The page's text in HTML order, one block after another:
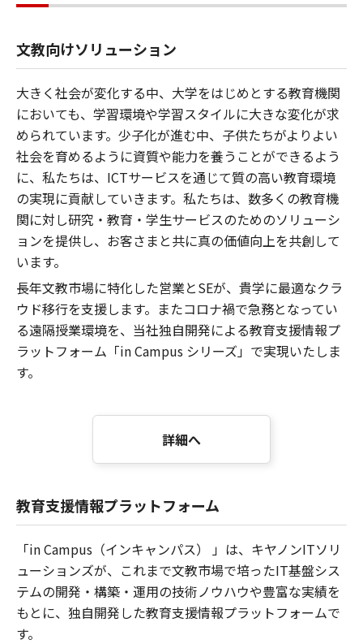
文教向けソリューション
大きく社会が変化する中、大学をはじめとする教育機関
においても、学習環境や学習スタイルに大きな変化が求
められています。少子化が進む中、子供たちがよりよい
社会を育めるように資質や能力を養うことができるよう
に、私たちは、ICTサービスを通じて質の高い教育環境
の実現に貢献していきます。私たちは、数多くの教育機
関に対し研究・教育・学生サービスのためのソリューシ
ョンを提供し、お客さまと共に真の価値向上を共創して
います。
長年文教市場に特化した営業とSEが、貴学に最適なクラ
ウド移行を支援します。またコロナ禍で急務となってい
る遠隔授業環境を、当社独自開発による教育支援情報プ
ラットフォーム「in Campus シリーズ」で実現いたしま
す。
詳細へ
教育支援情報プラットフォーム
「in Campus（インキャンパス） 」は、キヤノンITソリ
ューションズが、これまで文教市場で培ったIT基盤シス
テムの開発・構築・運用の技術ノウハウや豊富な実績を
もとに、独自開発した教育支援情報プラットフォームで
す。